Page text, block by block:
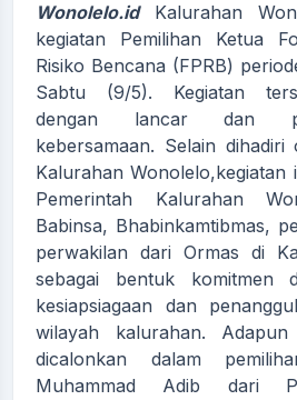
Wonolelo.id Kalurahan
kegiatan Pemilihan Ketua
Risiko Bencana (FPRB)
Sabtu (9/5). Kegiatan
dengan lancar dan
kebersamaan. Selain
Kalurahan Wonolelo,kegiatan
Pemerintah Kalurahan
Babinsa, Bhabinkamtibmas,
perwakilan dari Ormas di
sebagai bentuk komitmen
kesiapsiagaan dan
wilayah kalurahan.
dicalonkan dalam
Muhammad Adib dari